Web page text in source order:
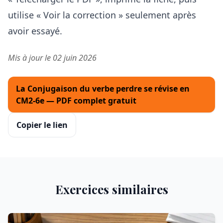
utilise « Voir la correction » seulement après
avoir essayé.
Mis à jour le 02 juin 2026
La Conjugaison du verbe perdre se révise en
CM2-6e — PDF complet gratuit
Copier le lien
Exercices similaires